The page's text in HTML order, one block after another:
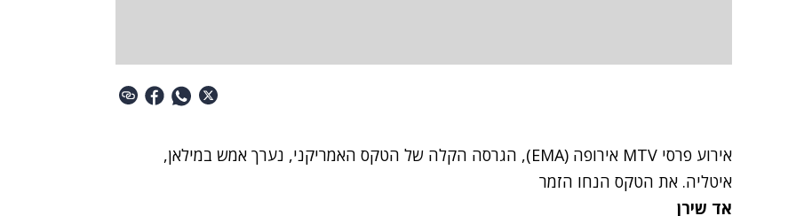
אירוע פרסי MTV אירופה (EMA), הגרסה הקלה של הטקס האמריקני, נערך אמש במילאן,
איטליה. את הטקס הנחו הזמר
אד שירן